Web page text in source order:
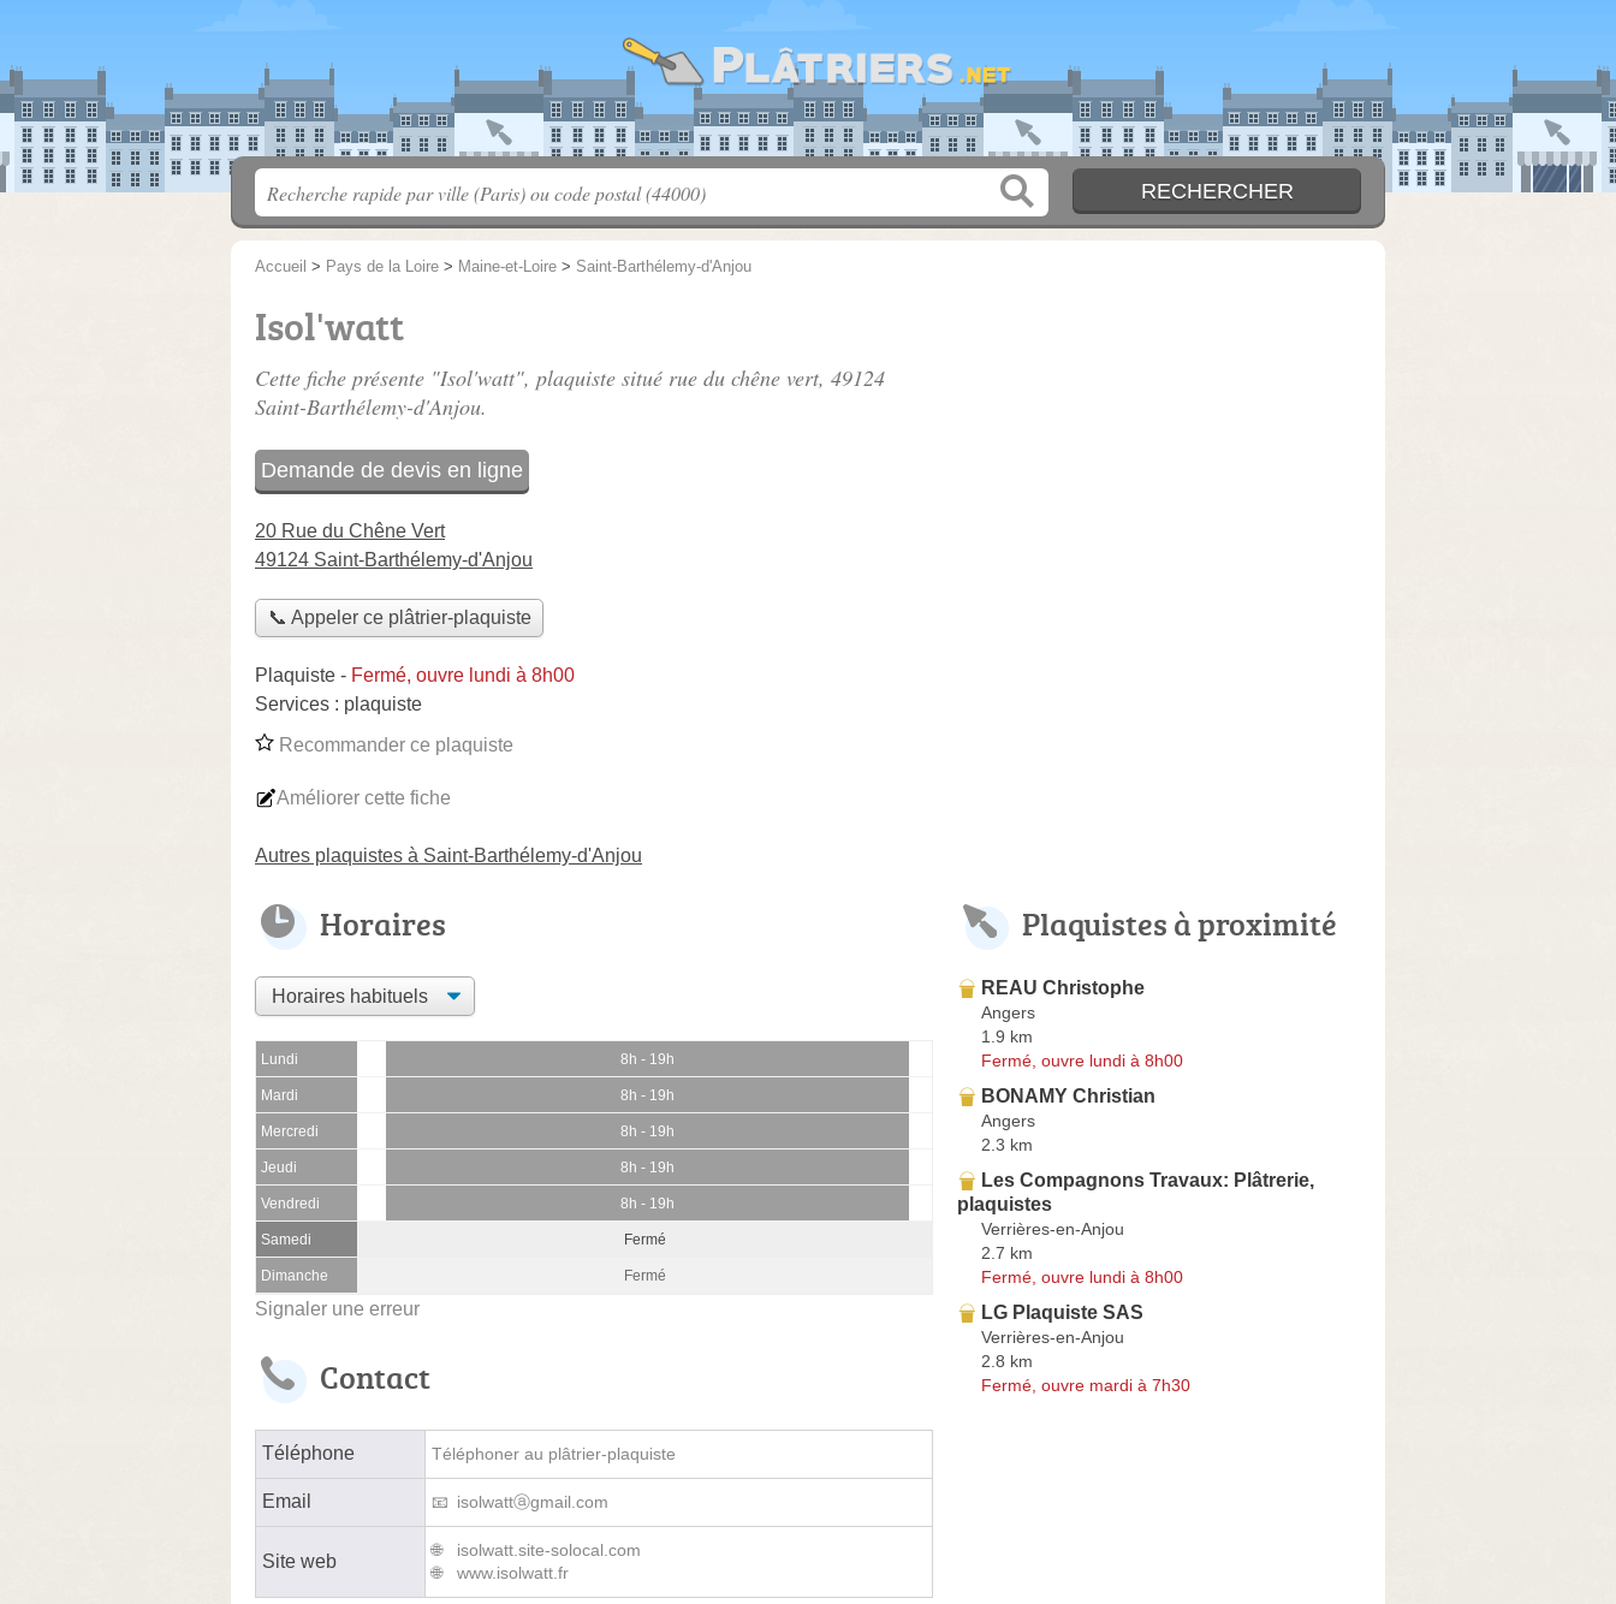
Accueil > Pays de la Loire > Maine-et-Loire > Saint-Barthélemy-d'Anjou
Isol'watt
Cette fiche présente "Isol'watt", plaquiste situé rue du chêne vert, 49124
Saint-Barthélemy-d'Anjou.
Demande de devis en ligne
20 Rue du Chêne Vert
49124 Saint-Barthélemy-d'Anjou
📞 Appeler ce plâtrier-plaquiste
Plaquiste - Fermé, ouvre lundi à 8h00
Services : plaquiste
Recommander ce plaquiste
Améliorer cette fiche
Autres plaquistes à Saint-Barthélemy-d'Anjou
Horaires
Lundi 8h - 19h
Mardi 8h - 19h
Mercredi 8h - 19h
Jeudi 8h - 19h
Vendredi 8h - 19h
Samedi Fermé
Dimanche Fermé
Signaler une erreur
Contact
Téléphone Téléphoner au plâtrier-plaquiste
Email isolwattⓐgmail.com
Site web
isolwatt.site-solocal.com
www.isolwatt.fr
Plaquistes à proximité
REAU Christophe
Angers
1.9 km
Fermé, ouvre lundi à 8h00
BONAMY Christian
Angers
2.3 km
Les Compagnons Travaux: Plâtrerie,
plaquistes
Verrières-en-Anjou
2.7 km
Fermé, ouvre lundi à 8h00
LG Plaquiste SAS
Verrières-en-Anjou
2.8 km
Fermé, ouvre mardi à 7h30